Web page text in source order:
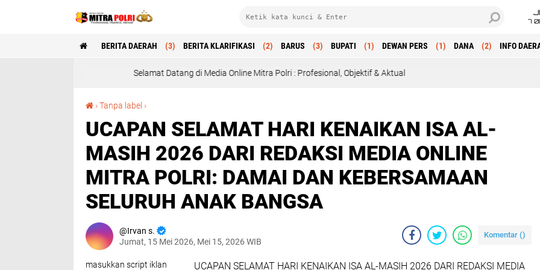
7
BERITA DAERAH (3) BERITA KLARIFIKASI (2) BARUS (3) BUPATI (1) DEWAN PERS (1) DANA (2) INFO
Selamat Datang di Media Online Mitra Polri : Profesional, Objektif & Aktual
›Tanpa label ›
UCAPAN SELAMAT HARI KENAIKAN ISA AL-
MASIH 2026 DARI REDAKSI MEDIA ONLINE
MITRA POLRI: DAMAI DAN KEBERSAMAAN
SELURUH ANAK BANGSA
Irvan s.
Jumat, 15 Mei 2026, Mei 15, 2026 WIB
Komentar ()
masukkan script iklan
UCAPAN SELAMAT HARI KENAIKAN ISA AL-MASIH 2026 DARI REDAKSI MEDIA